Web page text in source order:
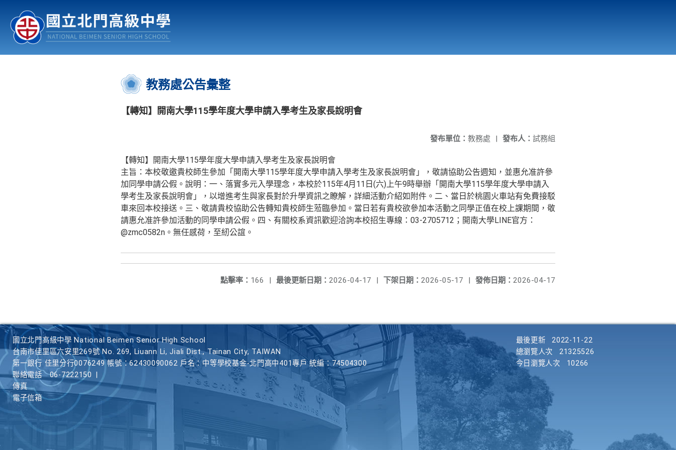
認識北中 行事曆
:::
教務處公告彙整
【轉知】開南大學115學年度大學申請入學考生及家長說明會
發布人： 試務組
發布單位： 教務處 |
【轉知】開南大學115學年度大學申請入學考生及家長說明會
主旨：本校敬邀貴校師生參加「開南大學115學年度大學申請入學考生及家長說明會」，敬請協助公告週知，並惠允准許參
加同學申請公假。說明：一、落實多元入學理念，本校於115年4月11日(六)上午9時舉辦「開南大學115學年度大學申請入
學考生及家長說明會」，以增進考生與家長對於升學資訊之瞭解，詳細活動介紹如附件。二、當日於桃園火車站有免費接駁
車來回本校接送。三、敬請貴校協助公告轉知貴校師生蒞臨參加。當日若有貴校欲參加本活動之同學正值在校上課期間，敬
請惠允准許參加活動的同學申請公假。四、有關校系資訊歡迎洽詢本校招生專線：03-2705712；開南大學LINE官方：
@zmc0582n。無任感荷，至紉公誼。
發佈日期： 2026-04-17
下架日期： 2026-05-17 |
最後更新日期： 2026-04-17 |
點擊率： 166 |
國立北門高級中學 National Beimen Senior High School
台南市佳里區六安里269號 No. 269, Liuann Li, Jiali Dist., Tainan City, TAIWAN
第一銀行 佳里分行0076249 帳號：62430090062 戶名：中等學校基金-北門高中401專戶 統編：74504300
聯絡電話
06-7222150
傳真
電子信箱
最後更新
2022-11-22
總瀏覽人次
21325526
今日瀏覽人次
10266